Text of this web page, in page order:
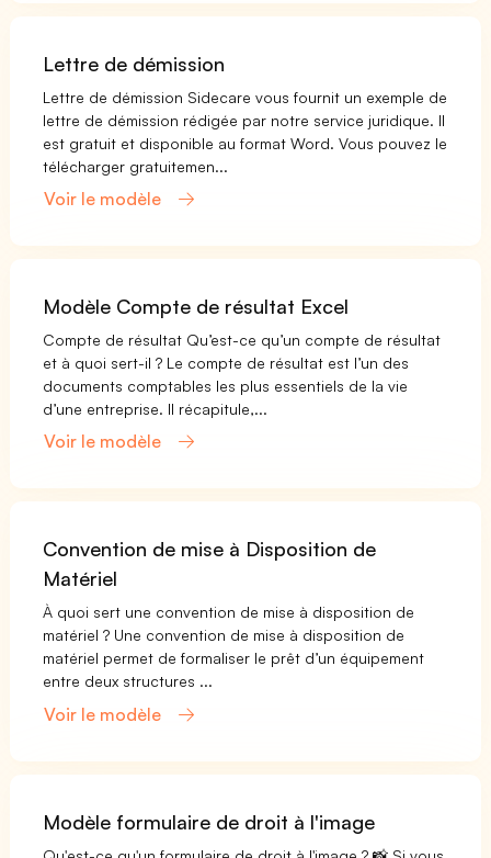
Lettre de démission
Lettre de démission Sidecare vous fournit un exemple de
lettre de démission rédigée par notre service juridique. Il
est gratuit et disponible au format Word. Vous pouvez le
télécharger gratuitemen...
Voir le modèle
Modèle Compte de résultat Excel
Compte de résultat Qu’est-ce qu’un compte de résultat
et à quoi sert-il ? Le compte de résultat est l’un des
documents comptables les plus essentiels de la vie
d’une entreprise. Il récapitule,...
Voir le modèle
Convention de mise à Disposition de
Matériel
À quoi sert une convention de mise à disposition de
matériel ? Une convention de mise à disposition de
matériel permet de formaliser le prêt d’un équipement
entre deux structures ...
Voir le modèle
Modèle formulaire de droit à l'image